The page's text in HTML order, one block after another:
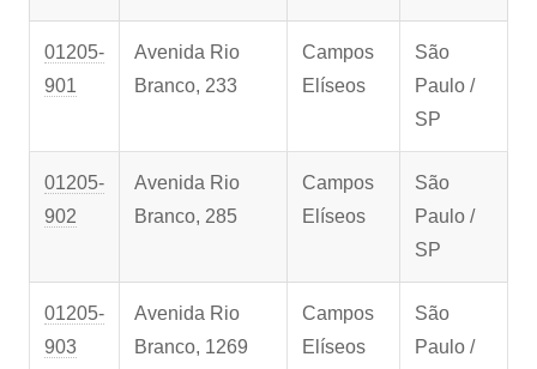
01205-
901
Avenida Rio
Branco, 233
Campos
Elíseos
São
Paulo /
SP
01205-
902
Avenida Rio
Branco, 285
Campos
Elíseos
São
Paulo /
SP
01205-
903
Avenida Rio
Branco, 1269
Campos
Elíseos
São
Paulo /